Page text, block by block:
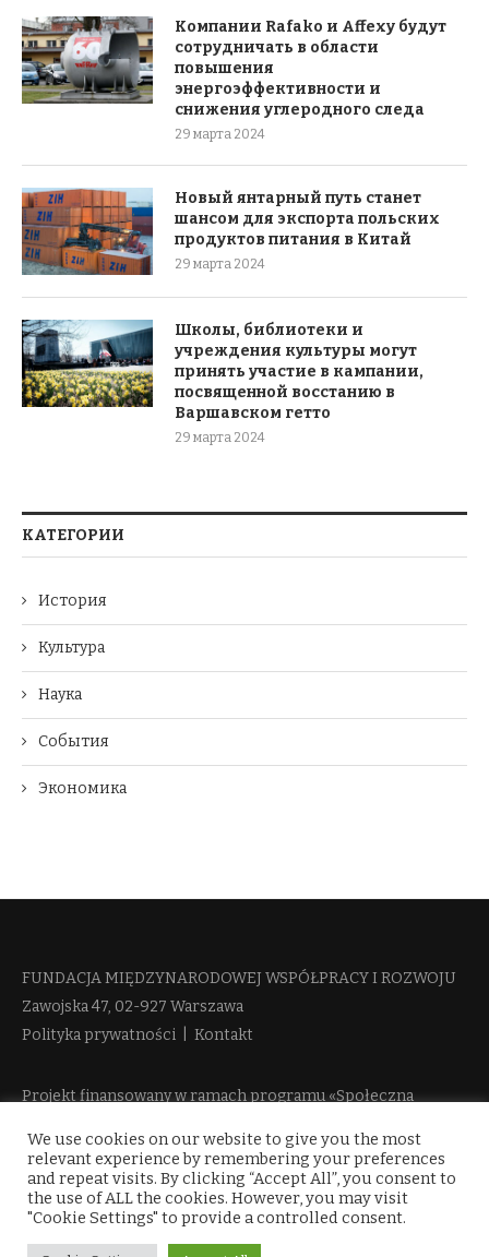
Компании Rafako и Affexy будут
сотрудничать в области
повышения
энергоэффективности и
снижения углеродного следа
29 марта 2024
Новый янтарный путь станет
шансом для экспорта польских
продуктов питания в Китай
29 марта 2024
Школы, библиотеки и
учреждения культуры могут
принять участие в кампании,
посвященной восстанию в
Варшавском гетто
29 марта 2024
КАТЕГОРИИ
История
Культура
Наука
События
Экономика
FUNDACJA MIĘDZYNARODOWEJ WSPÓŁPRACY I ROZWOJU​
Zawojska 47, 02-927 Warszawa
Polityka prywatności
Kontakt
Projekt finansowany w ramach programu «Społeczna
więcej informacji
We use cookies on our website to give you the most
relevant experience by remembering your preferences
and repeat visits. By clicking “Accept All”, you consent to
the use of ALL the cookies. However, you may visit
"Cookie Settings" to provide a controlled consent.